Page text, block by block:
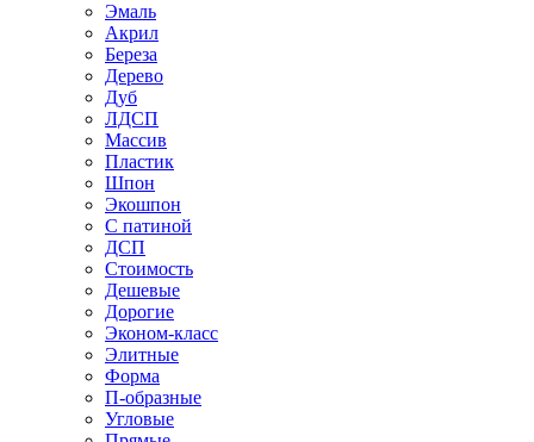
Эмаль
Акрил
Береза
Дерево
Дуб
ЛДСП
Массив
Пластик
Шпон
Экошпон
С патиной
ДСП
Стоимость
Дешевые
Дорогие
Эконом-класс
Элитные
Форма
П-образные
Угловые